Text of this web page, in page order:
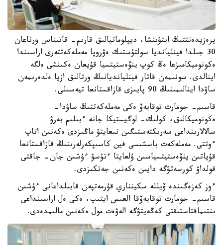
پرەزيدەنتتىڭ ايتۋىنشا، ديپلوماتيالىق قارىم- قاتىناس ورناعان
30 جىلدا فينليانديا سولتۇستىك ەۋروپا مەملەكەتتەرى اراسىندا
ەكونوميكامىزعا ەڭ كوپ ينۆەستيتسيا قۇيعان ەكىنشى ەلگە
اينالدى. سونىمەن قاتار فينليانديانىڭ ورتالىق ازيا ەلدەرىمەن
ساۋدا اينالىمىنىڭ 90 پايىزى قازاقستانعا تيەسىلى.
قاسىم- جومارت توقايەۆ ەكى مەملەكەتتىڭ ساۋدا-
ەكونوميكالىق، كولىك- لوگيستيكا جانە ءبىلىم بەرۋ
سالالارىنداعى سەرىكتەستىگىن نىعايتۋ ماڭىزدى ەكەنىن اتاپ
ءوتتى. مەملەكەت باسشىسى فين كاسىپكەرلەرىنىڭ قازاقستانعا
قۇياتىن ينۆەستيتسياسىن ۇلعايتا ءتۇسۋ ءۇشىن جان- جاقتى
قولداۋ كورسەتۋگە دايىن ەكەنىن جەتكىزدى.
ءوز كەزەگىندە ۆيللە سكينناري قۇرمەتپەن قابىلداعانى ءۇشىن
قاسىم- جومارت توقايەۆقا العىس ايتىپ، ەكى ەل اراسىنداعى
ىنتىماقتاستىقتى كەڭەيتۋگە الەۋەت مول ەكەنىن مالىمدەدى.